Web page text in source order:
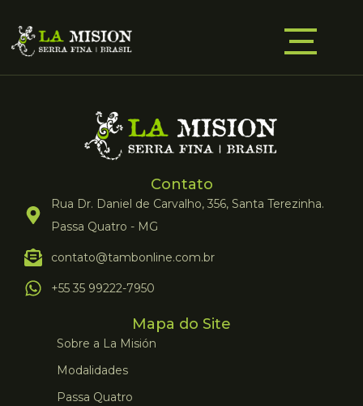
Contato
Rua Dr. Daniel de Carvalho, 356, Santa Terezinha.
Passa Quatro - MG
contato@tambonline.com.br
+55 35 99222-7950
Mapa do Site
Sobre a La Misión
Modalidades
Passa Quatro